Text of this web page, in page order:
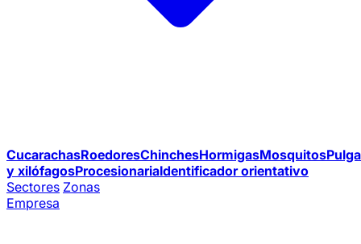
CucarachasRoedoresChinchesHormigasMosquitos
y xilófagosProcesionariaIdentificador orientativo
Sectores Zonas
Empresa